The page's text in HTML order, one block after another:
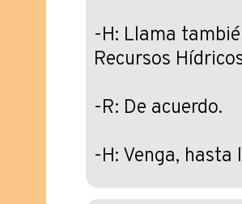
-H: Llama
Recursos
-R: De acuerdo.
-H: Venga, hasta